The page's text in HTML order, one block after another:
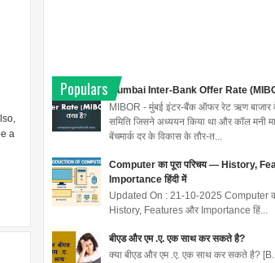
a
Populars
Mumbai Inter-Bank Offer Rate
MIBOR - मुंबई इंटर-बैंक ऑफर रेट ऋण बाजार
समिति जिसने अध्ययन किया था और कॉल मनी
बेंचमार्क दर के विकास के तौर-त...
Computer का पूरा परिचय — History,
Importance हिंदी में
Updated On : 21-10-2025 Computer
History, Features और Importance हिं...
बीएड और एम .ए. एक साथ कर सकते है?
क्या बीएड और एम .ए. एक साथ कर सकते है?